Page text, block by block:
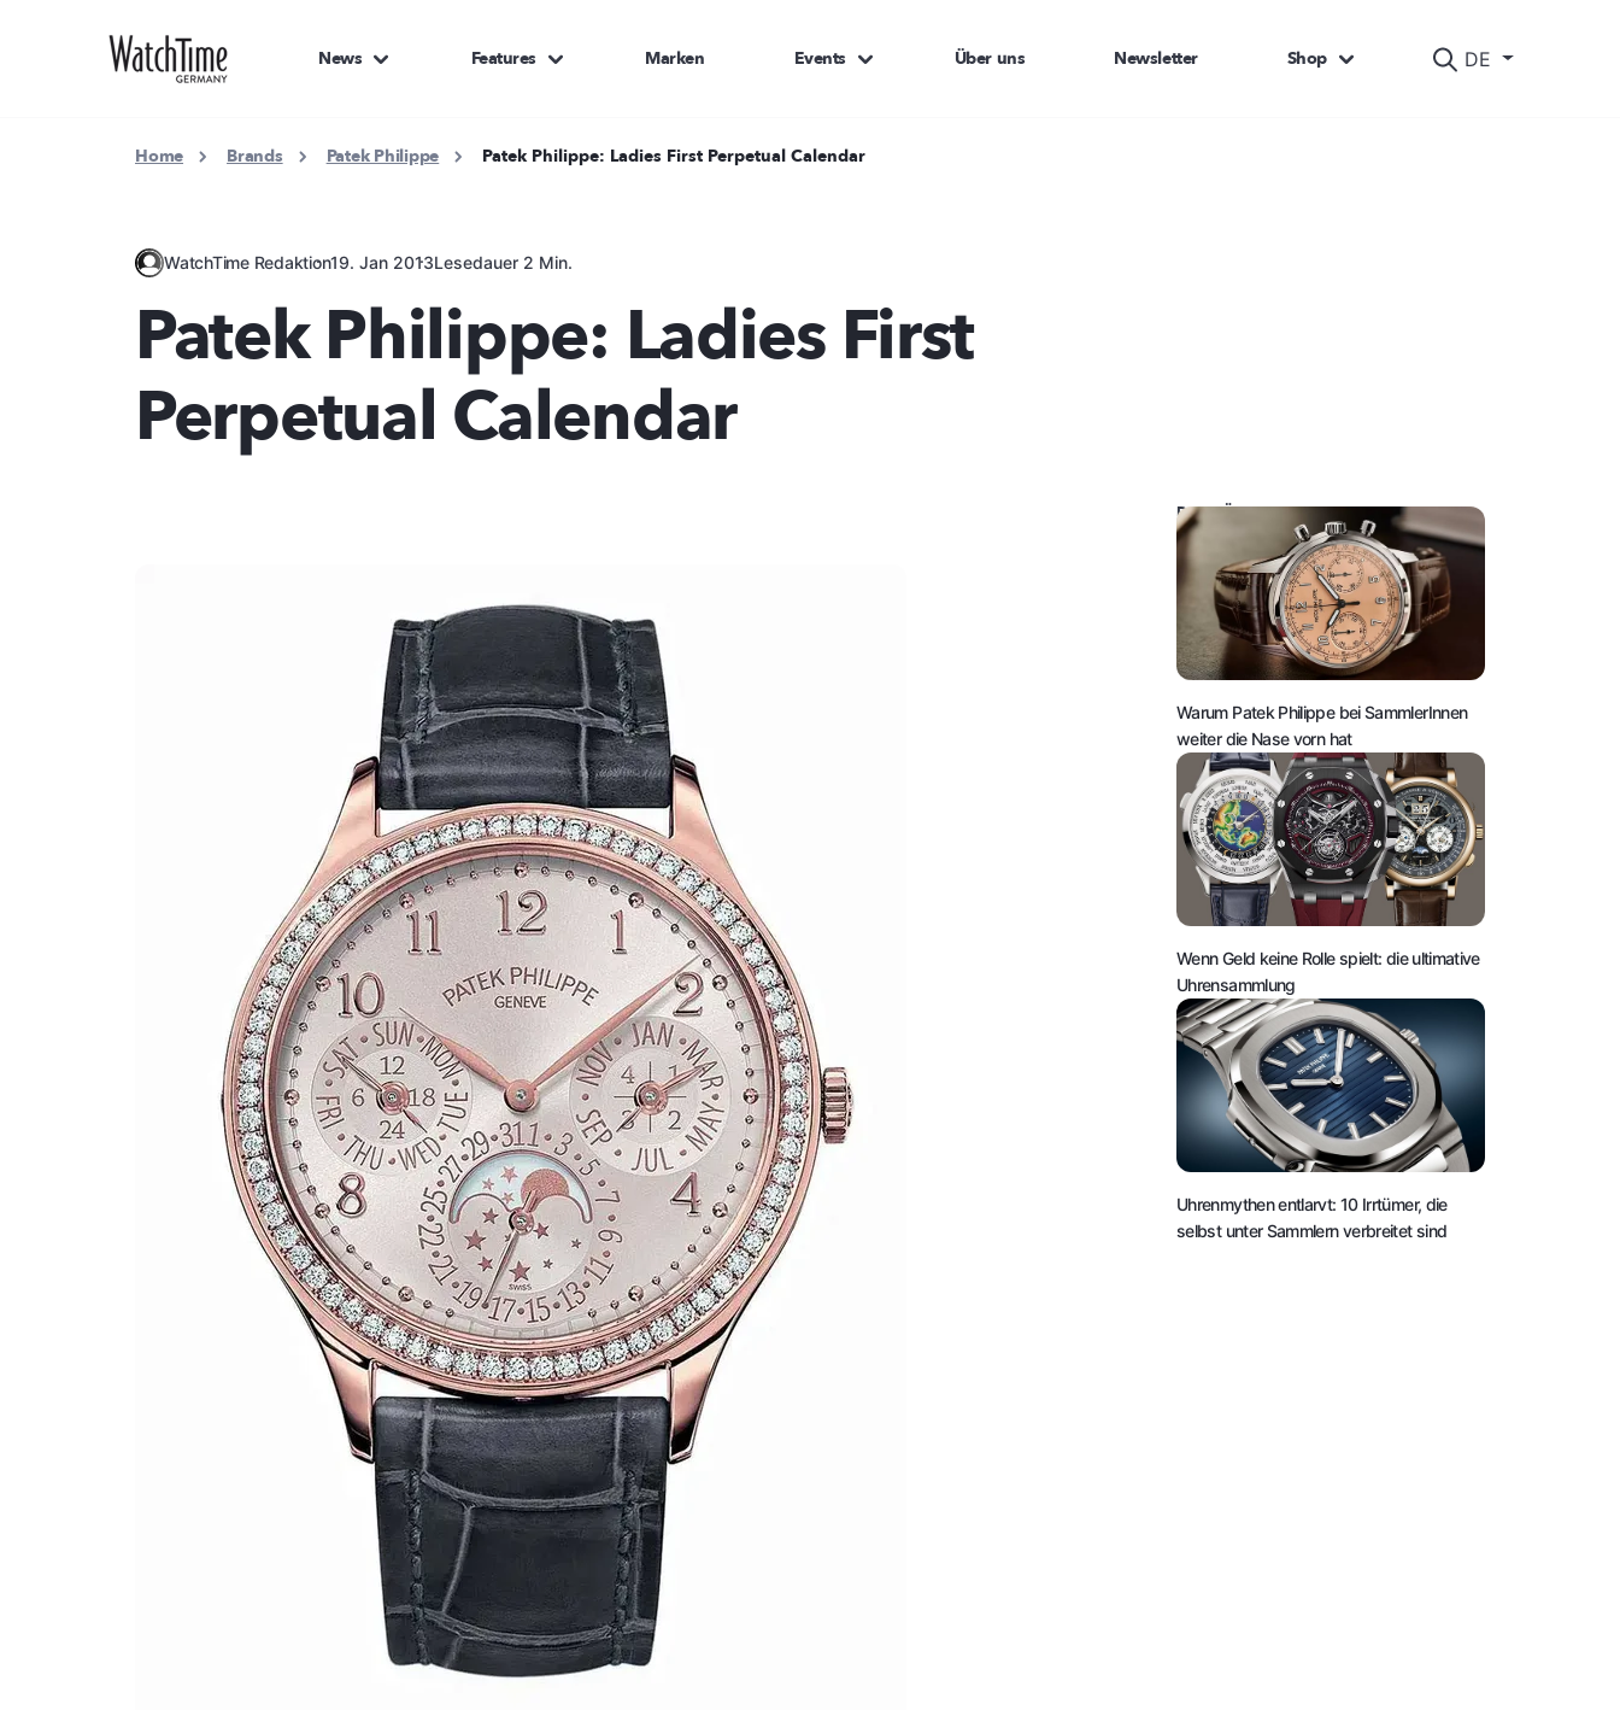
DE
News Features Marken Events Über uns Newsletter Shop
Home Brands Patek Philippe Patek Philippe: Ladies First Perpetual Calendar
WatchTime Redaktion19. Jan 2013Lesedauer 2 Min.
Patek Philippe: Ladies First
Perpetual Calendar
DAS KÖNNTE SIE AUCH INTERESSIEREN:
Warum Patek Philippe bei SammlerInnen
weiter die Nase vorn hat
Wenn Geld keine Rolle spielt: die ultimative
Uhrensammlung
Uhrenmythen entlarvt: 10 Irrtümer, die
selbst unter Sammlern verbreitet sind